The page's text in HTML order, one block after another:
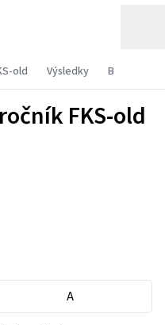
old Výsledky B
FKS-old
A